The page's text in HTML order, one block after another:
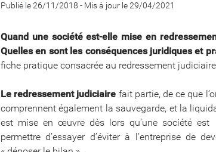
Publié le 26/11/2018 - Mis à jour le 29/04/2021
Quand une société est-elle mise en
Quelles en sont les conséquences juridiques et
fiche pratique consacrée au redressement
Le redressement judiciaire fait partie, de ce que
comprennent également la sauvegarde, et la
est mise en œuvre dès lors qu’une société
permettre d’essayer d’éviter à l’entreprise de